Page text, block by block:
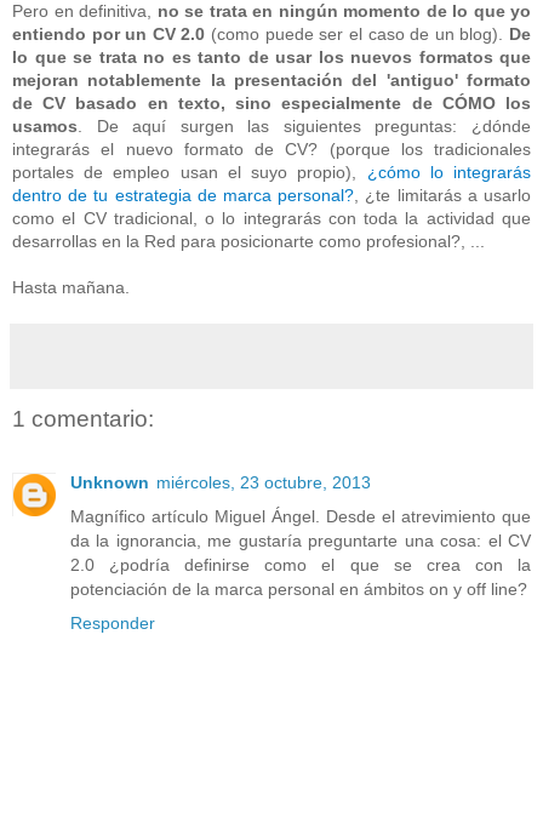
Pero en definitiva, no se trata en ningún momento de lo que yo
entiendo por un CV 2.0 (como puede ser el caso de un blog). De
lo que se trata no es tanto de usar los nuevos formatos que
mejoran notablemente la presentación del 'antiguo' formato
de CV basado en texto, sino especialmente de CÓMO los
usamos . De aquí surgen las siguientes preguntas: ¿dónde
integrarás el nuevo formato de CV? (porque los tradicionales
portales de empleo usan el suyo propio), ¿cómo lo integrarás
dentro de tu estrategia de marca personal? , ¿te limitarás a usarlo
como el CV tradicional, o lo integrarás con toda la actividad que
desarrollas en la Red para posicionarte como profesional?, ...
Hasta mañana.
1 comentario:
Unknown miércoles, 23 octubre, 2013
Magnífico artículo Miguel Ángel. Desde el atrevimiento que
da la ignorancia, me gustaría preguntarte una cosa: el CV
2.0 ¿podría definirse como el que se crea con la
potenciación de la marca personal en ámbitos on y off line?
Responder